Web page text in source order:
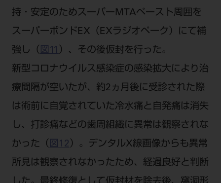
持・安定のためスーパーMTAペースト周囲を
スーパーボンドEX（EXラジオペーク）にて補
強し（ 図11 ）、その後仮封を行った。
新型コロナウイルス感染症の感染拡大により治
療間隔が空いたが、約2ヵ月後に受診された際
は術前に自覚されていた冷水痛と自発痛は消失
し、打診痛などの歯周組織に異常は観察されな
かった（ 図12 ）。デンタルX線画像からも異常
所見は観察されなかったため、経過良好と判断